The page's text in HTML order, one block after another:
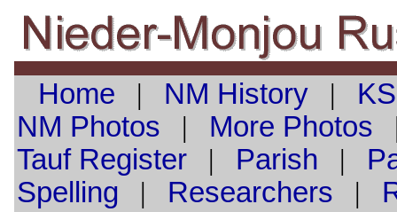
Home | NM History|
NM Photos | More Photos
TaufRegister| Parish |
Spelling | Researchers |